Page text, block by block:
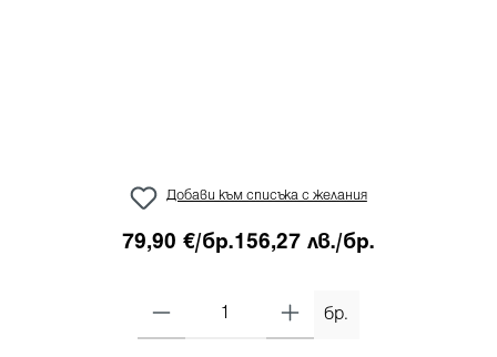
Добави към списъка с желания
79,90 €/бр.156,27 лв./бр.
бр.